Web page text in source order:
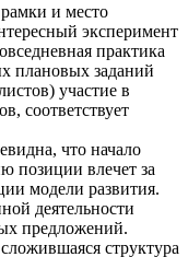
и место
эксперимент
практика
плановых заданий
участие в
соответствует
что начало
позиции влечет за
модели развития.
деятельности
предложений.
структура